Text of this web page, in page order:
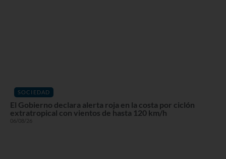
SOCIEDAD
El Gobierno declara alerta roja en la costa por ciclón
extratropical con vientos de hasta 120 km/h
06/08/26